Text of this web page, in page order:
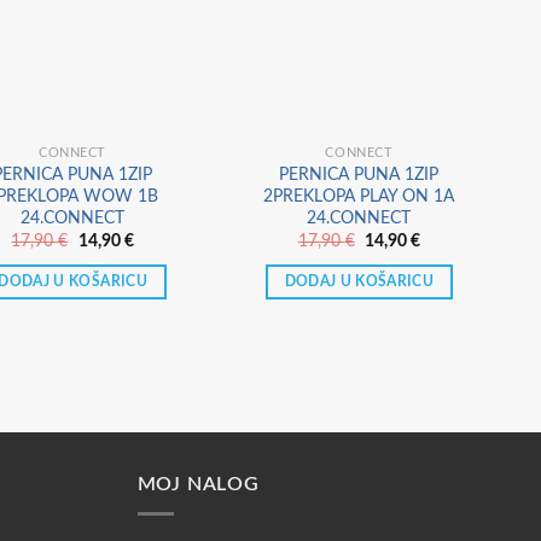
CONNECT
PUNA 1ZIP
WOW 1B
24.CONNECT
17,90€
Izvorna
bila
je:
14,90 €Trenutna
je:
14,90 €.
DODAJ U KOŠARICU
CONNECT
PERNICA PUNA 1ZIP
2PREKLOPA PLAY ON 1A
24.CONNECT
17,90€
Izvorna
bila
je:
14,90€Trenutna
je:
14,90 €.
DODAJ U KOŠARICU
MOJ NALOG